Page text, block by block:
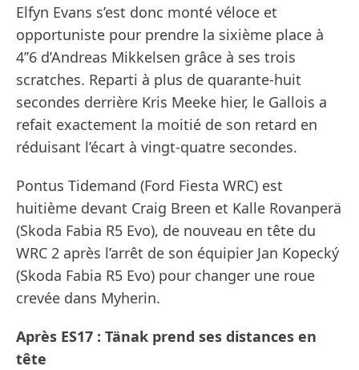
Elfyn Evans s’est donc monté véloce et
opportuniste pour prendre la sixième place à
4’’6 d’Andreas Mikkelsen grâce à ses trois
scratches. Reparti à plus de quarante-huit
secondes derrière Kris Meeke hier, le Gallois a
refait exactement la moitié de son retard en
réduisant l’écart à vingt-quatre secondes.
Pontus Tidemand (Ford Fiesta WRC) est
huitième devant Craig Breen et Kalle Rovanperä
(Skoda Fabia R5 Evo), de nouveau en tête du
WRC 2 après l’arrêt de son équipier Jan Kopecký
(Skoda Fabia R5 Evo) pour changer une roue
crevée dans Myherin.
Après ES17 : Tänak prend ses distances en
tête